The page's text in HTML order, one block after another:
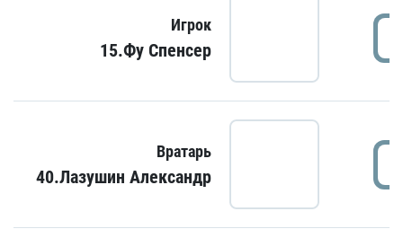
Игрок
15.Фу Спенсер
Вратарь
40.Лазушин Александр